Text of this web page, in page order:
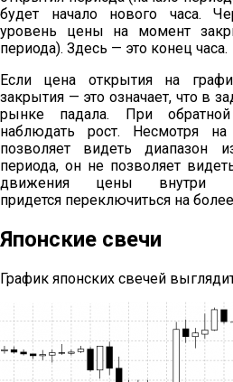
будет начало нового часа.
уровень цены на момент
периода). Здесь — это конец часа.
Если цена открытия на
закрытия — это означает, что в
рынке падала. При
наблюдать рост. Несмотря
позволяет видеть диапазон
периода, он не позволяет
движения цены внутри
придется переключиться на
Японские свечи
График японских свечей